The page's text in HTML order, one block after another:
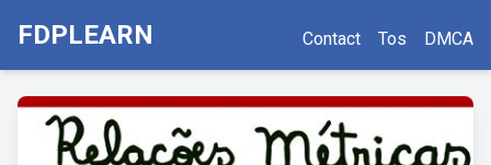
FDPLEARN Contact Tos DMCA